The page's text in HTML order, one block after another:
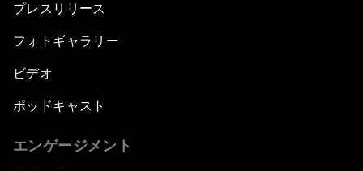
プレスリリース
フォトギャラリー
ビデオ
ポッドキャスト
エンゲージメント